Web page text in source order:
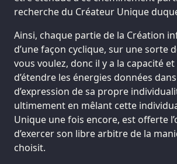
recherche du Créateur Unique
Ainsi, chaque partie de la Création
d’une façon cyclique, sur une sorte
vous voulez, donc il y a la capacité
d’étendre les énergies données
d’expression de sa propre
ultimement en mêlant cette
Unique une fois encore, est offerte
d’exercer son libre arbitre de la
choisit.